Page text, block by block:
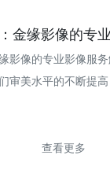
金缘影像的专业
影像的专业影像服
审美水平的不断提
查看更多